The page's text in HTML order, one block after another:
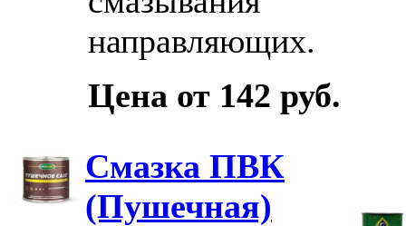
направляющих.
Цена от 142 руб.
Смазка ПВК
(Пушечная)